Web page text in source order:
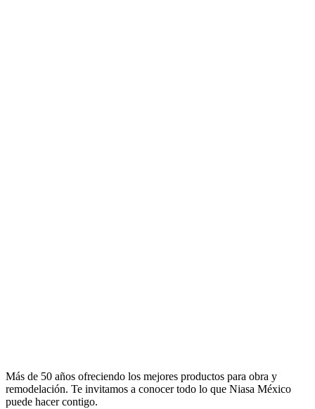
Más de 50 años ofreciendo los mejores productos para obra y
remodelación. Te invitamos a conocer todo lo que Niasa México
puede hacer contigo.